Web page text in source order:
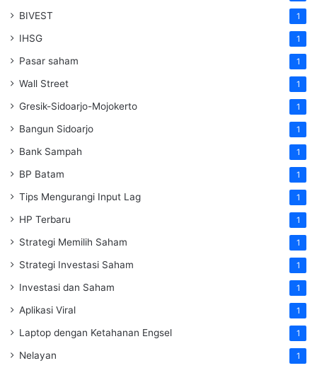
BIVEST 1
IHSG 1
Pasar saham 1
Wall Street 1
Gresik-Sidoarjo-Mojokerto 1
Bangun Sidoarjo 1
Bank Sampah 1
BP Batam 1
Tips Mengurangi Input Lag 1
HP Terbaru 1
Strategi Memilih Saham 1
Strategi Investasi Saham 1
Investasi dan Saham 1
Aplikasi Viral 1
Laptop dengan Ketahanan Engsel 1
Nelayan 1